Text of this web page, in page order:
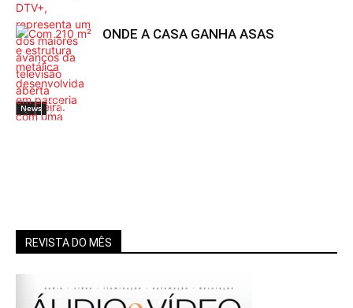
News
ONDE A CASA GANHA ASAS
REVISTA DO MÊS